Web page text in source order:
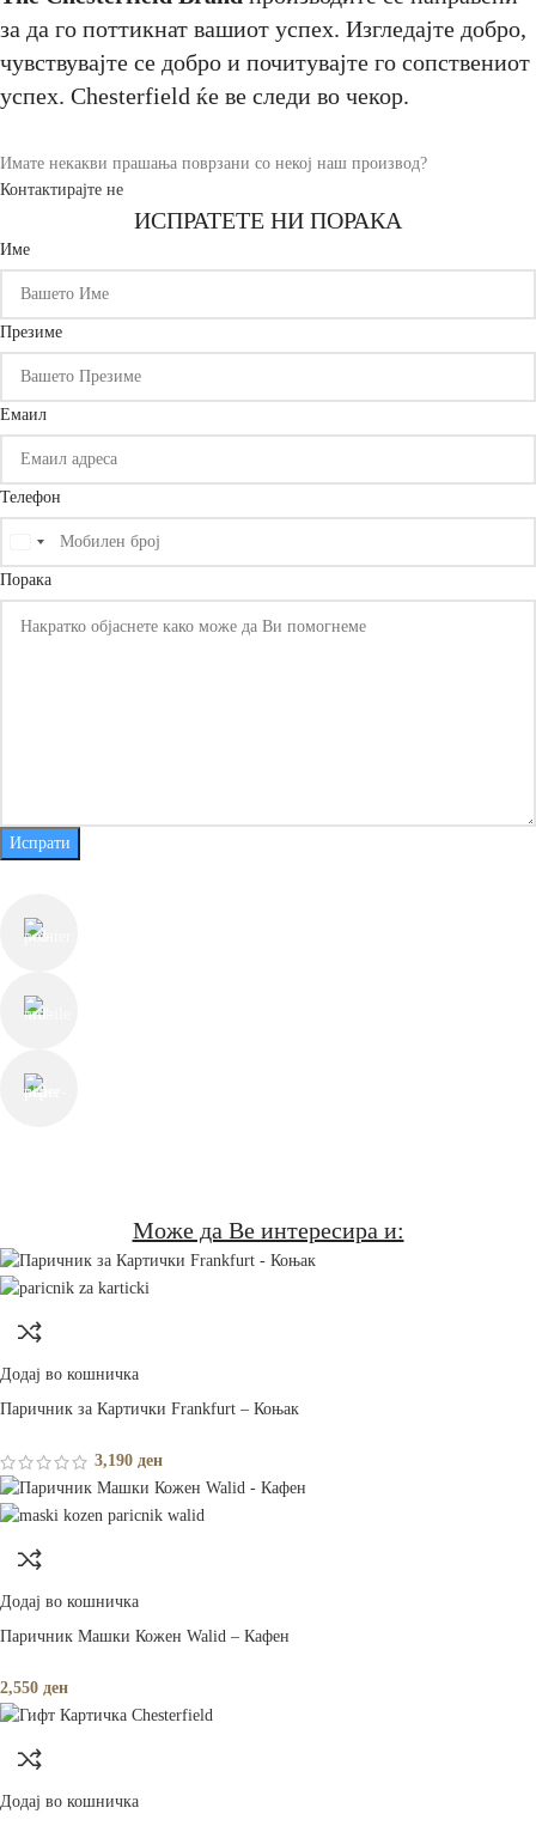
за да го поттикнат вашиот успех. Изгледајте добро,
чувствувајте се добро и почитувајте го сопствениот
успех. Chesterfield ќе ве следи во чекор.
Имате некакви прашања поврзани со некој наш производ?
Контактирајте не
ИСПРАТЕТЕ НИ ПОРАКА
Име
Презиме
Емаил
Телефон
United
States
+1
Порака
Испрати
Може да Ве интересира и:
Додај во кошничка
Паричник за Картички Frankfurt – Коњак
3,190 ден
Додај во кошничка
Паричник Машки Кожен Walid – Кафен
2,550 ден
Додај во кошничка